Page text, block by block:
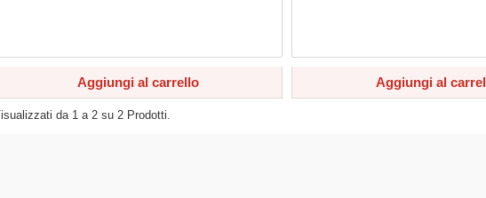
Aggiungi al carrello Aggiungi al
da 1 a 2 su 2 Prodotti.